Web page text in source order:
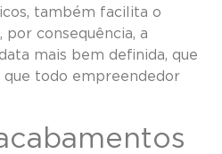
também facilita o
consequência, a
mais bem definida, que
que todo empreendedor